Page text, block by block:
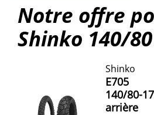
Notre offre
Shinko 140/80
Shinko
E705
140/80-17
arrière